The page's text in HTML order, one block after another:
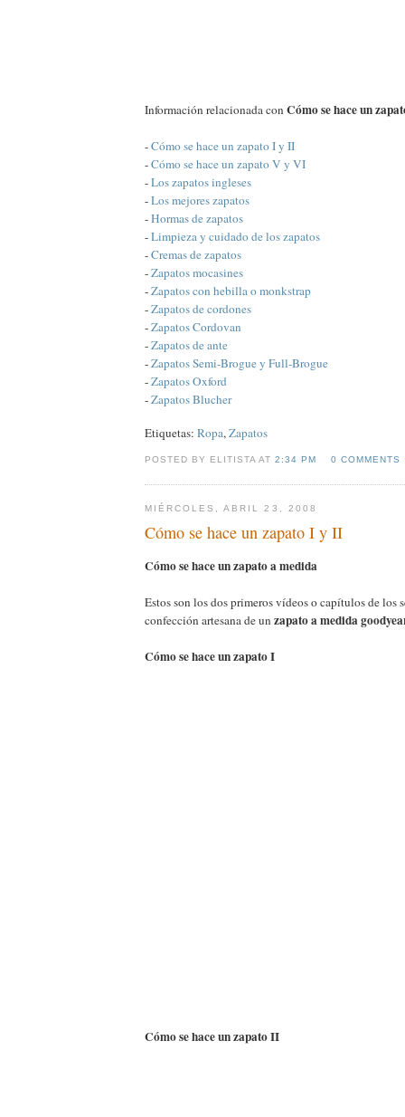
Información relacionada con Cómo se hace un
-Cómo se hace un zapato I y II
-Cómo se hace un zapato V y VI
-Los zapatos ingleses
-Los mejores zapatos
-Hormas de zapatos
-Limpieza y cuidado de los zapatos
-Cremas de zapatos
-Zapatos mocasines
-Zapatos con hebilla o monkstrap
-Zapatos de cordones
-Zapatos Cordovan
-Zapatos de ante
-Zapatos Semi-Brogue y Full-Brogue
-Zapatos Oxford
-Zapatos Blucher
Etiquetas: Ropa,Zapatos
POSTED BY ELITISTA AT2:34 PM 0 COMMENTS
MIÉRCOLES, ABRIL 23, 2008
Cómo se hace un zapato I y II
Cómo se hace un zapato a medida
Estos son los dos primeros vídeos o capítulos de los
confección artesana de un zapato a medida
Cómo se hace un zapato I
Cómo se hace un zapato II